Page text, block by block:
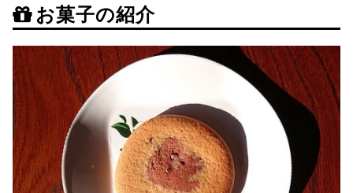
お菓子の紹介